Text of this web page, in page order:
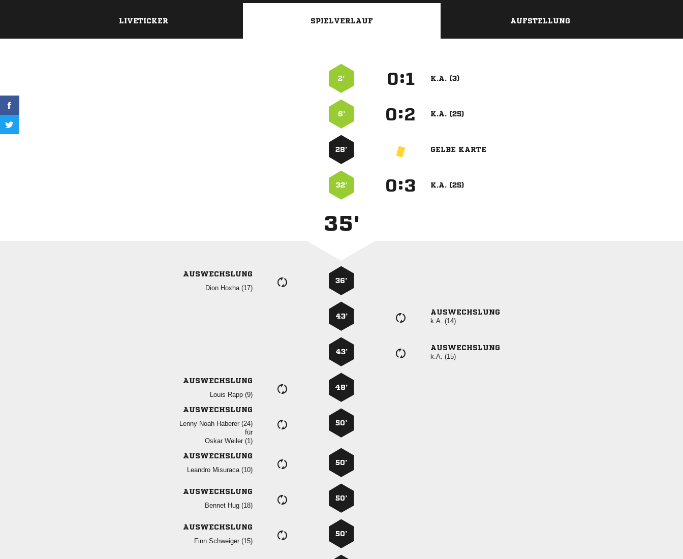
LIVETICKER SPIELVERLAUF AUFSTELLUNG
2’ : K.A. (3)
6’ : K.A. (25)
28’ GELBE KARTE
32’ : K.A. (25)
35'
AUSWECHSLUNG
  
36’
43’
AUSWECHSLUNG
k.A. (14)
43’
AUSWECHSLUNG
k.A. (15)
AUSWECHSLUNG
  
48’
AUSWECHSLUNG
   
für
  
50’
AUSWECHSLUNG
  
50’
AUSWECHSLUNG
  
50’
AUSWECHSLUNG
  
50’